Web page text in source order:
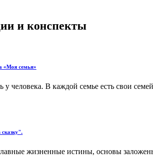
и конспекты
«Моя семья»
у человека. В каждой семье есть свои
сказку".
жизненные истины, основы